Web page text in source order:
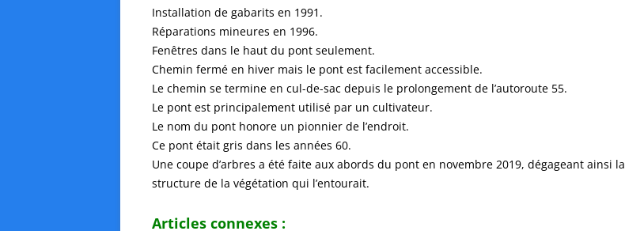
Installation de gabarits en 1991.
Réparations mineures en 1996.
Fenêtres dans le haut du pont seulement.
Chemin fermé en hiver mais le pont est facilement accessible.
Le chemin se termine en cul-de-sac depuis le prolongement de l’autoroute 55.
Le pont est principalement utilisé par un cultivateur.
Le nom du pont honore un pionnier de l’endroit.
Ce pont était gris dans les années 60.
Une coupe d’arbres a été faite aux abords du pont en novembre 2019, dégageant ainsi la
structure de la végétation qui l’entourait.
Articles connexes :